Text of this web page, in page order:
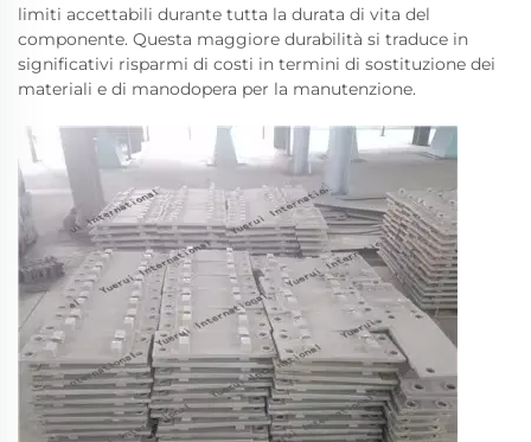
limiti accettabili durante tutta la durata di vita del
componente. Questa maggiore durabilità si traduce in
significativi risparmi di costi in termini di sostituzione dei
materiali e di manodopera per la manutenzione.